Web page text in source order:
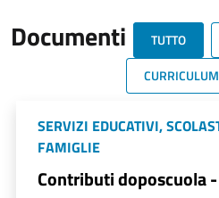
Documenti TUTTO
SERVIZI EDUCATIVI,
FAMIGLIE
Contributi doposcuola